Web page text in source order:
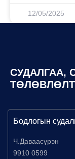
12/05/2025
СУДАЛГАА,
Бодлогын
Ч.Даваасүрэн
9910 0599